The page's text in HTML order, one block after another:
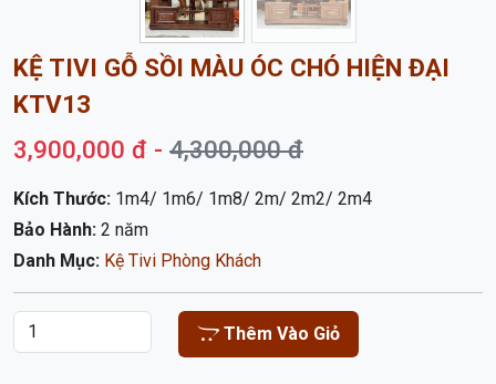
KỆ TIVI GỖ SỒI MÀU ÓC CHÓ HIỆN ĐẠI
KTV13
3,900,000 đ -
Kích Thước:1m4/ 1m6/ 1m8/ 2m/ 2m2/ 2m4
Thêm Vào Giỏ
THÔNG TIN SẢN PHẨM